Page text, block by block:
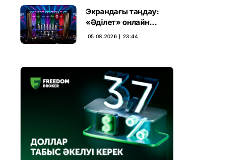
Экрандағы таңдау:
«Әділет» онлайн
дауыс беруде алға
05.08.2026 ∣ 23:44